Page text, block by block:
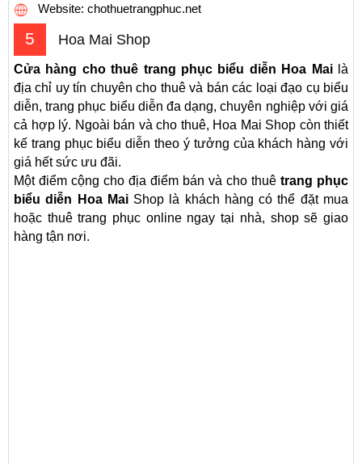
Website: chothuetrangphuc.net
5 Hoa Mai Shop
Cửa hàng cho thuê trang phục biểu diễn Hoa Mailà
địa chỉ uy tín chuyên cho thuê và bán các loại đạo cụ biểu
diễn, trang phục biểu diễn đa dạng, chuyên nghiệp với giá
cả hợp lý. Ngoài bán và cho thuê, Hoa Mai Shop còn thiết
kế trang phục biểu diễn theo ý tưởng của khách hàng với
giá hết sức ưu đãi.
Một điểm cộng cho địa điểm bán và cho thuê trang phục
biểu diễn Hoa MaiShop là khách hàng có thể đặt mua
hoặc thuê trang phục online ngay tại nhà, shop sẽ giao
hàng tận nơi.